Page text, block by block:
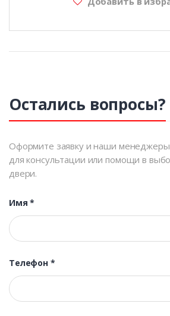
Остались вопросы?
Оформите заявку и наши менеджеры
для консультации или помощи в
двери.
Имя*
Телефон *